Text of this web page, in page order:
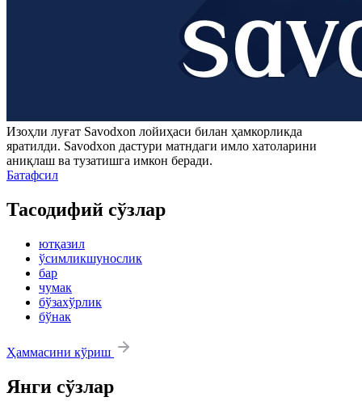
Изоҳли луғат Savodxon лойиҳаси билан ҳамкорликда
яратилди. Savodxon дастури матндаги имло хатоларини
аниқлаш ва тузатишга имкон беради.
Батафсил
Тасодифий сўзлар
ютқазил
ўсимликшунослик
бар
чумак
бўзахўрлик
бўнак
Ҳаммасини кўриш
Янги сўзлар